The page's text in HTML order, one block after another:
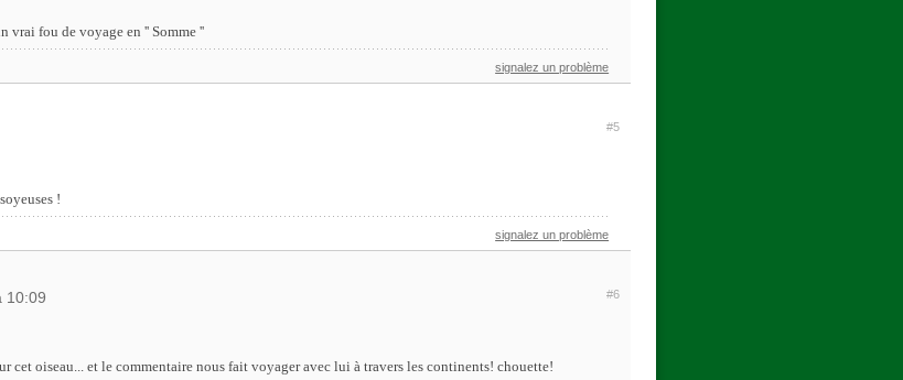
vrai fou de voyage en '' Somme ''
signalez un problème
#5
!
signalez un problème
10:09 #6
cet oiseau... et le commentaire nous fait voyager avec lui à travers les continents! chouette!